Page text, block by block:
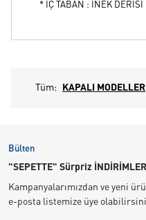
* İÇ TABAN : İNEK DERİSİ
Tüm: KAPALI MODELLER
Bülten
"SEPETTE" Sürpriz İNDİRİMLER
Kampanyalarımızdan ve yeni
e-posta listemize üye